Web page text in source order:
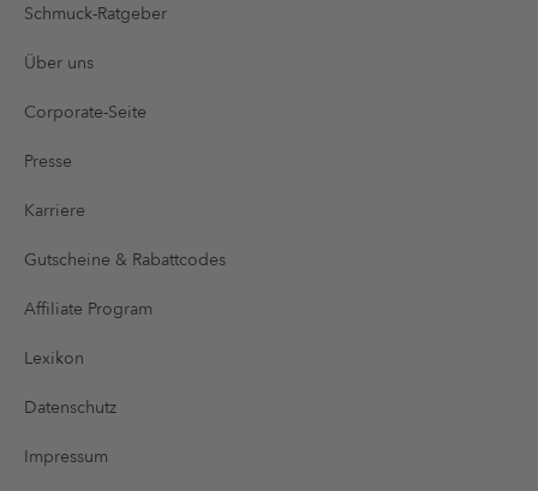
Schmuck-Ratgeber
Über uns
Corporate-Seite
Presse
Karriere
Gutscheine & Rabattcodes
Affiliate Program
Lexikon
Datenschutz
Impressum